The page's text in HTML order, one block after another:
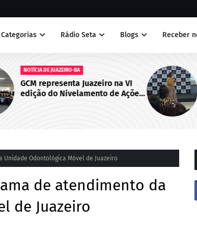
Categorias Rádio Seta Blogs Receber
NOTÍCIAS
Juazeiro sedia primeiro encontro
do Cegras e fortalece integração
da saúde na Macrorregião Norte
Odontológica Móvel de Juazeiro
de atendimento da
de Juazeiro